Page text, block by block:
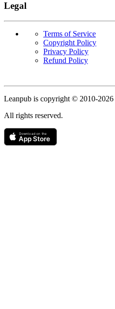
Legal
Terms of Service
Copyright Policy
Privacy Policy
Refund Policy
Copyright
Leanpub is copyright © 2010-2026
All rights reserved.